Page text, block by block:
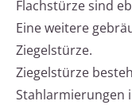
Flachstürze sind
Eine weitere
Ziegelstürze.
Ziegelstürze
Stahlarmierungen